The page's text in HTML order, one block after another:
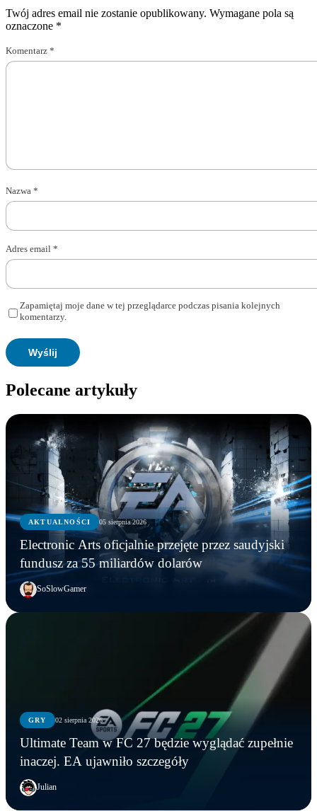
Twój adres email nie zostanie opublikowany. Wymagane pola są
oznaczone *
Komentarz *
Nazwa *
Adres email *
Zapamiętaj moje dane w tej przeglądarce podczas pisania kolejnych
komentarzy.
Polecane artykuły
AKTUALNOŚCI 05 sierpnia 2026
Electronic Arts oficjalnie przejęte przez saudyjski
fundusz za 55 miliardów dolarów
SoSlowGamer
GRY 02 sierpnia 2026
Ultimate Team w FC 27 będzie wyglądać zupełnie
inaczej. EA ujawniło szczegóły
Julian